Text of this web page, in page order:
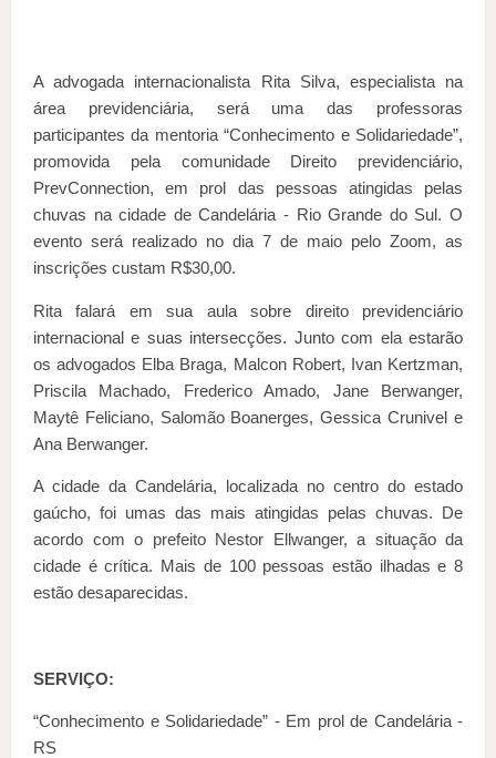
A advogada internacionalista Rita Silva, especialista na
área previdenciária, será uma das professoras
participantes da mentoria “Conhecimento e Solidariedade”,
promovida pela comunidade Direito previdenciário,
PrevConnection, em prol das pessoas atingidas pelas
chuvas na cidade de Candelária - Rio Grande do Sul. O
evento será realizado no dia 7 de maio pelo Zoom, as
inscrições custam R$30,00.
Rita falará em sua aula sobre direito previdenciário
internacional e suas intersecções. Junto com ela estarão
os advogados Elba Braga, Malcon Robert, Ivan Kertzman,
Priscila Machado, Frederico Amado, Jane Berwanger,
Maytê Feliciano, Salomão Boanerges, Gessica Crunivel e
Ana Berwanger.
A cidade da Candelária, localizada no centro do estado
gaúcho, foi umas das mais atingidas pelas chuvas. De
acordo com o prefeito Nestor Ellwanger, a situação da
cidade é crítica. Mais de 100 pessoas estão ilhadas e 8
estão desaparecidas.
SERVIÇO:
“Conhecimento e Solidariedade” - Em prol de Candelária -
RS